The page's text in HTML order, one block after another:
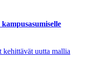
uutta mallia